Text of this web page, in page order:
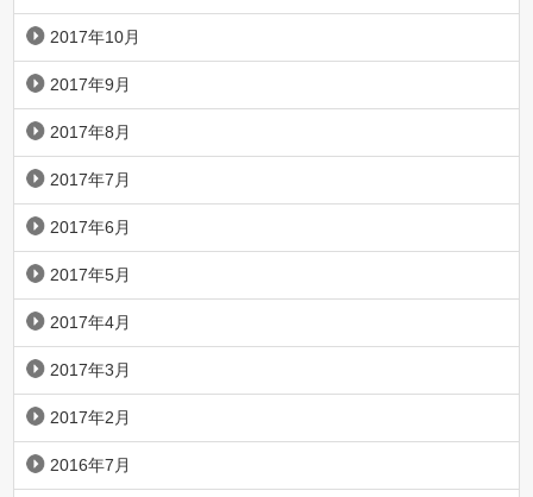
2017年10月
2017年9月
2017年8月
2017年7月
2017年6月
2017年5月
2017年4月
2017年3月
2017年2月
2016年7月